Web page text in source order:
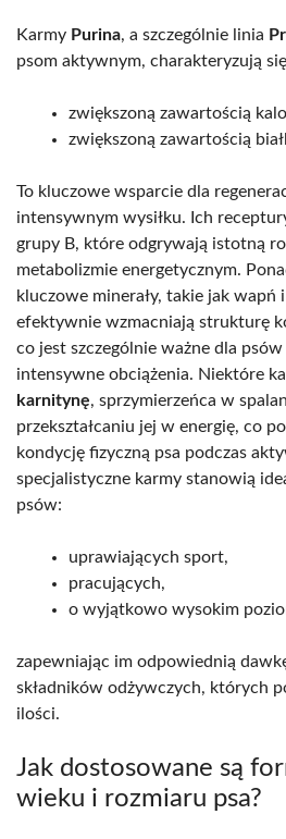
Karmy Purina, a szczególnie linia
psom aktywnym, charakteryzują
zwiększoną zawartością
zwiększoną zawartością
To kluczowe wsparcie dla
intensywnym wysiłku. Ich
grupy B, które odgrywają istotną
metabolizmie energetycznym.
kluczowe minerały, takie jak wapń
efektywnie wzmacniają strukturę
co jest szczególnie ważne dla
intensywne obciążenia. Niektóre
karnitynę, sprzymierzeńca w
przekształcaniu jej w energię, co
kondycję fizyczną psa podczas
specjalistyczne karmy stanowią
psów:
uprawiających sport,
pracujących,
o wyjątkowo wysokim
zapewniając im odpowiednią
składników odżywczych, których
ilości.
Jak dostosowane są
wieku i rozmiaru psa?